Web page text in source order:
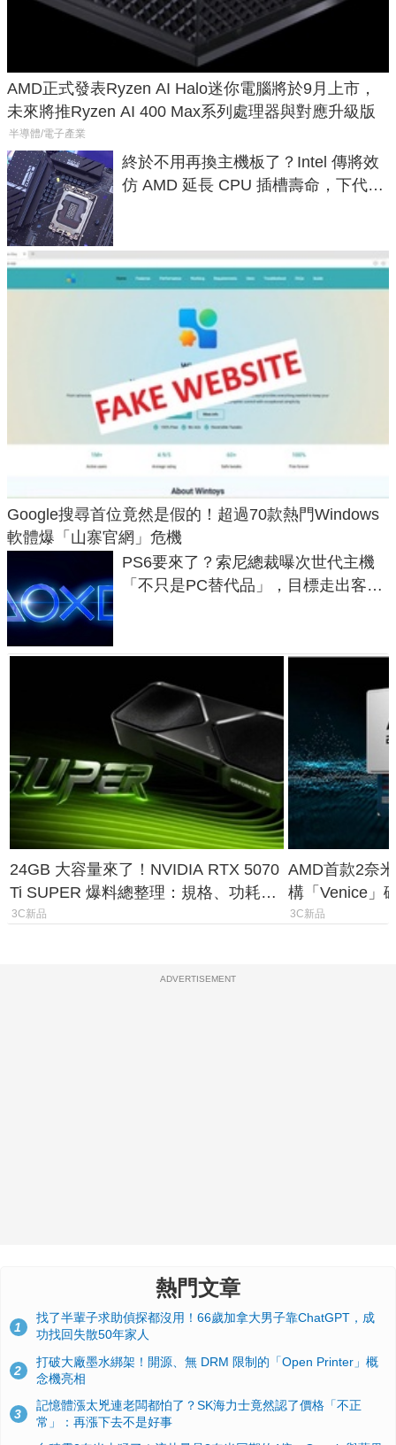
AMD正式發表Ryzen AI Halo迷你電腦將於9月上市，
未來將推Ryzen AI 400 Max系列處理器與對應升級版
半導體/電子產業
終於不用再換主機板了？Intel 傳將效
仿 AMD 延長 CPU 插槽壽命，下代
Google搜尋首位竟然是假的！超過70款熱門Windows
軟體爆「山寨官網」危機
PS6要來了？索尼總裁曝次世代主機
「不只是PC替代品」，目標走出客
24GB 大容量來了！NVIDIA RTX 5070
Ti SUPER 爆料總整理：規格、功耗、
上市時間
3C新品
AMD首款2奈
構「Venice」
能大噴發70%
3C新品
ADVERTISEMENT
熱門文章
1
找了半輩子求助偵探都沒用！66歲加拿大男子靠ChatGPT，成
功找回失散50年家人
2
打破大廠墨水綁架！開源、無 DRM 限制的「Open Printer」概
念機亮相
3
記憶體漲太兇連老闆都怕了？SK海力士竟然認了價格「不正
常」：再漲下去不是好事